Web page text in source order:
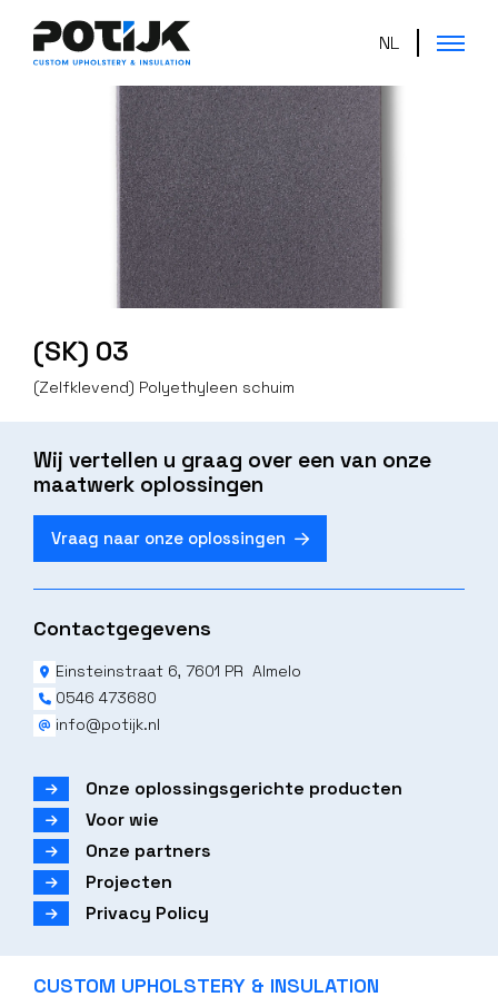
NL
(SK) 03
(Zelfklevend) Polyethyleen schuim
Wij vertellen u graag over een van onze
maatwerk oplossingen
Vraag naar onze oplossingen
Contactgegevens
Einsteinstraat 6, 7601 PR Almelo
0546 473680
info@potijk.nl
Onze oplossingsgerichte producten
Voor wie
Onze partners
Projecten
Privacy Policy
CUSTOM UPHOLSTERY & INSULATION